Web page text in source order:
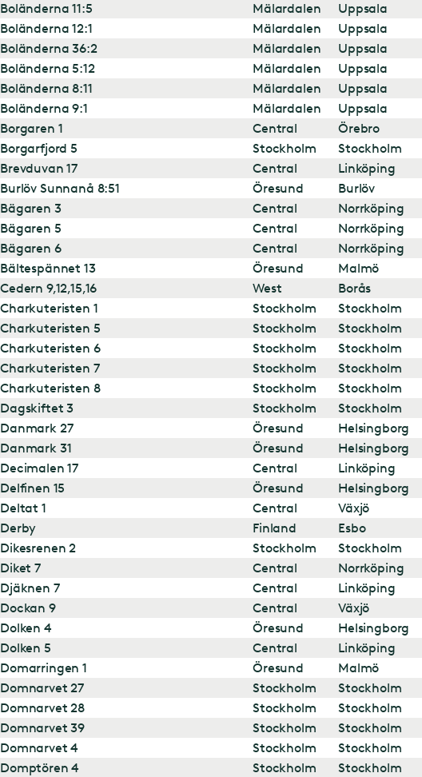
Boländerna 11:5
Mälardalen Uppsala
Boländerna 12:1
Mälardalen Uppsala
Boländerna 36:2
Mälardalen Uppsala
Boländerna 5:12
Mälardalen Uppsala
Boländerna 8:11
Mälardalen Uppsala
Boländerna 9:1
Mälardalen Uppsala
Borgaren 1
Central Örebro
Borgarfjord 5
Stockholm Stockholm
Brevduvan 17
Central Linköping
Burlöv Sunnanå 8:51
Öresund Burlöv
Bägaren 3
Central Norrköping
Bägaren 5
Central Norrköping
Bägaren 6
Central Norrköping
Bältespännet 13
Öresund Malmö
Cedern 9,12,15,16
West Borås
Charkuteristen 1
Stockholm Stockholm
Charkuteristen 5
Stockholm Stockholm
Charkuteristen 6
Stockholm Stockholm
Charkuteristen 7
Stockholm Stockholm
Charkuteristen 8
Stockholm Stockholm
Dagskiftet 3
Stockholm Stockholm
Danmark 27
Öresund Helsingborg
Danmark 31
Öresund Helsingborg
Decimalen 17
Central Linköping
Delfinen 15
Öresund Helsingborg
Deltat 1
Central Växjö
Derby
Finland Esbo
Dikesrenen 2
Stockholm Stockholm
Diket 7
Central Norrköping
Djäknen 7
Central Linköping
Dockan 9
Central Växjö
Dolken 4
Öresund Helsingborg
Dolken 5
Central Linköping
Domarringen 1
Öresund Malmö
Domnarvet 27
Stockholm Stockholm
Domnarvet 28
Stockholm Stockholm
Domnarvet 39
Stockholm Stockholm
Domnarvet 4
Stockholm Stockholm
Domptören 4
Stockholm Stockholm